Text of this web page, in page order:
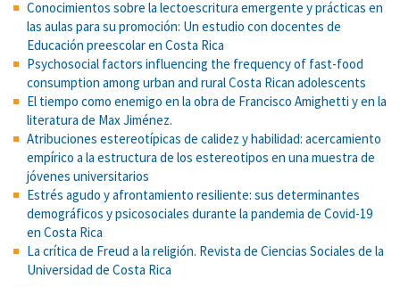
Conocimientos sobre la lectoescritura emergente y prácticas en
las aulas para su promoción: Un estudio con docentes de
Educación preescolar en Costa Rica
Psychosocial factors influencing the frequency of fast-food
consumption among urban and rural Costa Rican adolescents
El tiempo como enemigo en la obra de Francisco Amighetti y en la
literatura de Max Jiménez.
Atribuciones estereotípicas de calidez y habilidad: acercamiento
empírico a la estructura de los estereotipos en una muestra de
jóvenes universitarios
Estrés agudo y afrontamiento resiliente: sus determinantes
demográficos y psicosociales durante la pandemia de Covid-19
en Costa Rica
La crítica de Freud a la religión. Revista de Ciencias Sociales de la
Universidad de Costa Rica